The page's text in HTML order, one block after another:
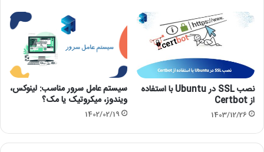
نصب SSL در Ubuntu با استفاده
از Certbot
1403/12/26
سیستم عامل سرور مناسب: لینوکس،
ویندوز، میکروتیک یا مک؟
1402/02/19